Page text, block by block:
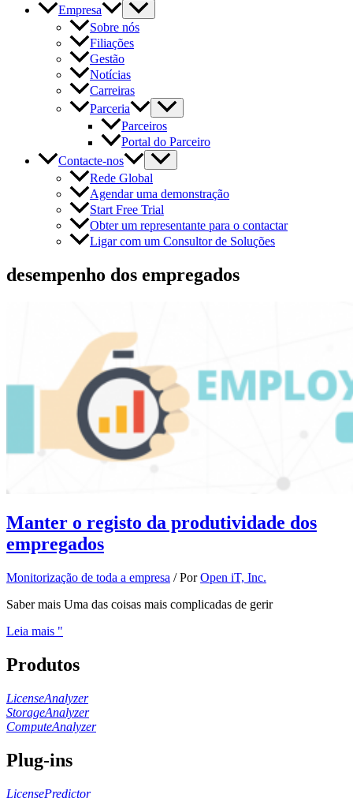
Empresa
Sobre nós
Filiações
Gestão
Notícias
Carreiras
Parceria
Parceiros
Portal do Parceiro
Contacte-nos
Rede Global
Agendar uma demonstração
Start Free Trial
Obter um representante para o contactar
Ligar com um Consultor de Soluções
desempenho dos empregados
Manter o registo da produtividade dos
empregados
Monitorização de toda a empresa / PorOpen iT, Inc.
Saber mais Uma das coisas mais complicadas de gerir
Leia mais "
Produtos
LicenseAnalyzer
StorageAnalyzer
ComputeAnalyzer
Plug-ins
LicensePredictor